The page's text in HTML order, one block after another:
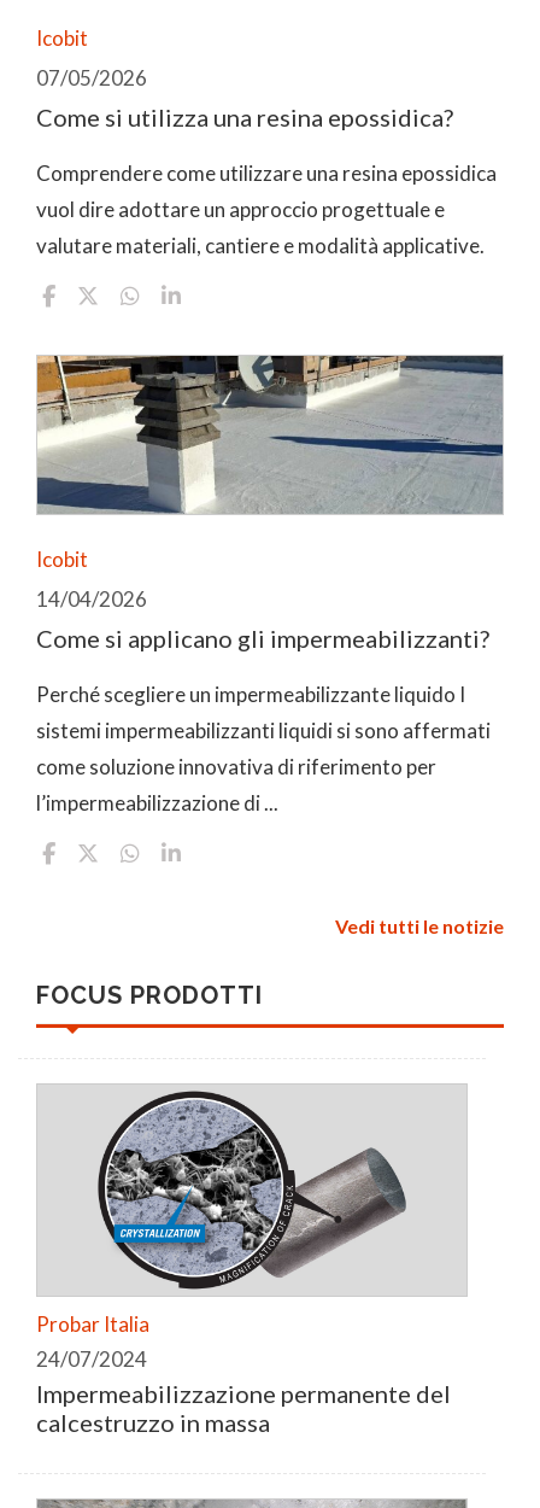
Icobit
07/05/2026
Come si utilizza una resina epossidica?
Comprendere come utilizzare una resina epossidica
vuol dire adottare un approccio progettuale e
valutare materiali, cantiere e modalità applicative.
Icobit
14/04/2026
Come si applicano gli impermeabilizzanti?
Perché scegliere un impermeabilizzante liquido I
sistemi impermeabilizzanti liquidi si sono affermati
come soluzione innovativa di riferimento per
l’impermeabilizzazione di ...
Vedi tutti le notizie
FOCUS PRODOTTI
Probar Italia
24/07/2024
Impermeabilizzazione permanente del
calcestruzzo in massa